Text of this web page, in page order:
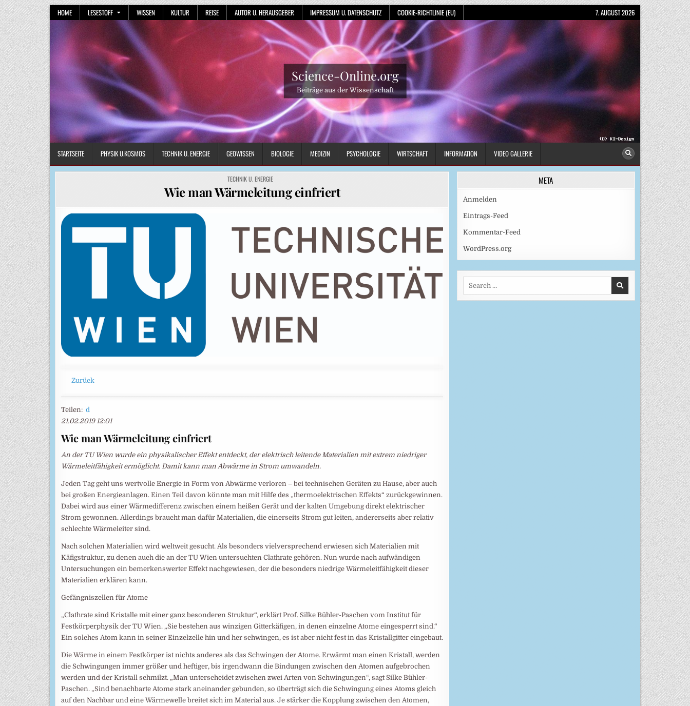
Skip
to
content
HOME LESESTOFF WISSEN KULTUR REISE AUTOR U. HERAUSGEBER IMPRESSUM U. DATENSCHUTZ COOKIE-RICHTLINIE (EU) 7. AUGUST 2026
Science-Online.org
Beiträge aus der Wissenschaft
STARTSEITE PHYSIK U.KOSMOS TECHNIK U. ENERGIE GEOWISSEN BIOLOGIE MEDIZIN PSYCHOLOGIE WIRTSCHAFT INFORMATION VIDEO GALLERIE
POSTED
IN
TECHNIK U. ENERGIE
Wie man Wärmeleitung einfriert
Zurück
Teilen: d
21.02.2019 12:01
Wie man Wärmeleitung einfriert
An der TU Wien wurde ein physikalischer Effekt entdeckt, der elektrisch leitende Materialien mit extrem niedriger
Wärmeleitfähigkeit ermöglicht. Damit kann man Abwärme in Strom umwandeln.
Jeden Tag geht uns wertvolle Energie in Form von Abwärme verloren – bei technischen Geräten zu Hause, aber auch
bei großen Energieanlagen. Einen Teil davon könnte man mit Hilfe des „thermoelektrischen Effekts“ zurückgewinnen.
Dabei wird aus einer Wärmedifferenz zwischen einem heißen Gerät und der kalten Umgebung direkt elektrischer
Strom gewonnen. Allerdings braucht man dafür Materialien, die einerseits Strom gut leiten, andererseits aber relativ
schlechte Wärmeleiter sind.
Nach solchen Materialien wird weltweit gesucht. Als besonders vielversprechend erwiesen sich Materialien mit
Käfigstruktur, zu denen auch die an der TU Wien untersuchten Clathrate gehören. Nun wurde nach aufwändigen
Untersuchungen ein bemerkenswerter Effekt nachgewiesen, der die besonders niedrige Wärmeleitfähigkeit dieser
Materialien erklären kann.
Gefängniszellen für Atome
„Clathrate sind Kristalle mit einer ganz besonderen Struktur“, erklärt Prof. Silke Bühler-Paschen vom Institut für
Festkörperphysik der TU Wien. „Sie bestehen aus winzigen Gitterkäfigen, in denen einzelne Atome eingesperrt sind.“
Ein solches Atom kann in seiner Einzelzelle hin und her schwingen, es ist aber nicht fest in das Kristallgitter eingebaut.
Die Wärme in einem Festkörper ist nichts anderes als das Schwingen der Atome. Erwärmt man einen Kristall, werden
die Schwingungen immer größer und heftiger, bis irgendwann die Bindungen zwischen den Atomen aufgebrochen
werden und der Kristall schmilzt. „Man unterscheidet zwischen zwei Arten von Schwingungen“, sagt Silke Bühler-
Paschen. „Sind benachbarte Atome stark aneinander gebunden, so überträgt sich die Schwingung eines Atoms gleich
auf den Nachbar und eine Wärmewelle breitet sich im Material aus. Je stärker die Kopplung zwischen den Atomen,
META
Anmelden
Eintrags-Feed
Kommentar-Feed
WordPress.org